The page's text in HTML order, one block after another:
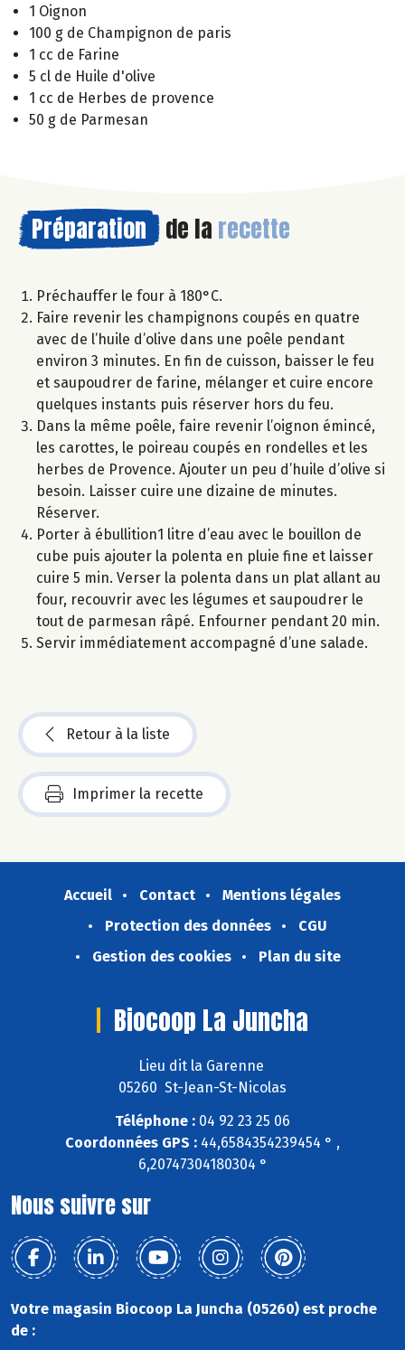
1 Oignon
100 g de Champignon de paris
1 cc de Farine
5 cl de Huile d'olive
1 cc de Herbes de provence
50 g de Parmesan
Préparation de la recette
Préchauffer le four à 180°C.
Faire revenir les champignons coupés en quatre
avec de l’huile d’olive dans une poêle pendant
environ 3 minutes. En fin de cuisson, baisser le feu
et saupoudrer de farine, mélanger et cuire encore
quelques instants puis réserver hors du feu.
Dans la même poêle, faire revenir l’oignon émincé,
les carottes, le poireau coupés en rondelles et les
herbes de Provence. Ajouter un peu d’huile d’olive si
besoin. Laisser cuire une dizaine de minutes.
Réserver.
Porter à ébullition1 litre d’eau avec le bouillon de
cube puis ajouter la polenta en pluie fine et laisser
cuire 5 min. Verser la polenta dans un plat allant au
four, recouvrir avec les légumes et saupoudrer le
tout de parmesan râpé. Enfourner pendant 20 min.
Servir immédiatement accompagné d’une salade.
Retour à la liste
Imprimer la recette
Accueil Contact
Mentions légales
Protection des données
CGU
Gestion des cookies
Plan du site
Biocoop La Juncha
Lieu dit la Garenne
05260 St-Jean-St-Nicolas
Téléphone : 04 92 23 25 06
Coordonnées GPS : 44,6584354239454 ° ,
6,20747304180304 °
Nous suivre sur
Votre magasin Biocoop La Juncha (05260) est proche
de :